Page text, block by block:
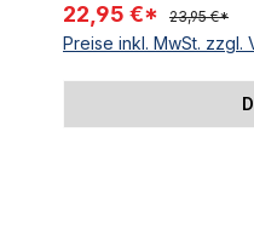
22,95 €* 23,95 €*
Preise inkl. MwSt. zzgl.